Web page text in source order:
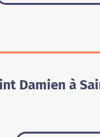
Damien à